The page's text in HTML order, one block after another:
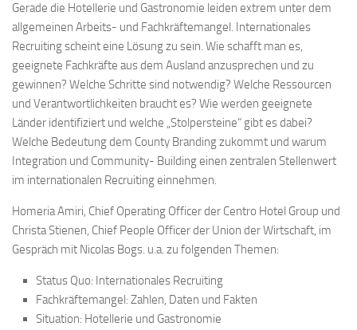
Gerade die Hotellerie und Gastronomie leiden extrem unter dem
allgemeinen Arbeits- und Fachkräftemangel. Internationales
Recruiting scheint eine Lösung zu sein. Wie schafft man es,
geeignete Fachkräfte aus dem Ausland anzusprechen und zu
gewinnen? Welche Schritte sind notwendig? Welche Ressourcen
und Verantwortlichkeiten braucht es? Wie werden geeignete
Länder identifiziert und welche „Stolpersteine“ gibt es dabei?
Welche Bedeutung dem County Branding zukommt und warum
Integration und Community- Building einen zentralen Stellenwert
im internationalen Recruiting einnehmen.
Homeria Amiri, Chief Operating Officer der Centro Hotel Group und
Christa Stienen, Chief People Officer der Union der Wirtschaft, im
Gespräch mit Nicolas Bogs. u.a. zu folgenden Themen:
Status Quo: Internationales Recruiting
Fachkräftemangel: Zahlen, Daten und Fakten
Situation: Hotellerie und Gastronomie